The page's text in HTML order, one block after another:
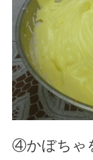
④かぼちゃ